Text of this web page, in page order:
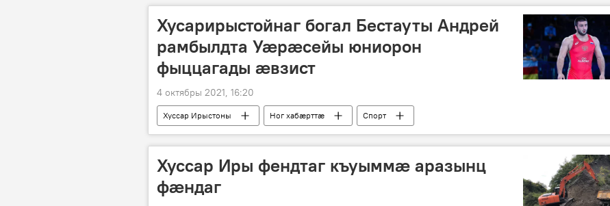
Хусарирыстойнаг богал Бестауты Андрей
рамбылдта Уӕрӕсейы юниорон
фыццагады ӕвзист
4 октябры 2021, 16:20
Хуссар Ирыстоны Ног хабӕрттӕ Спорт
Хуссар Иры фендтаг къуыммӕ аразынц
фӕндаг